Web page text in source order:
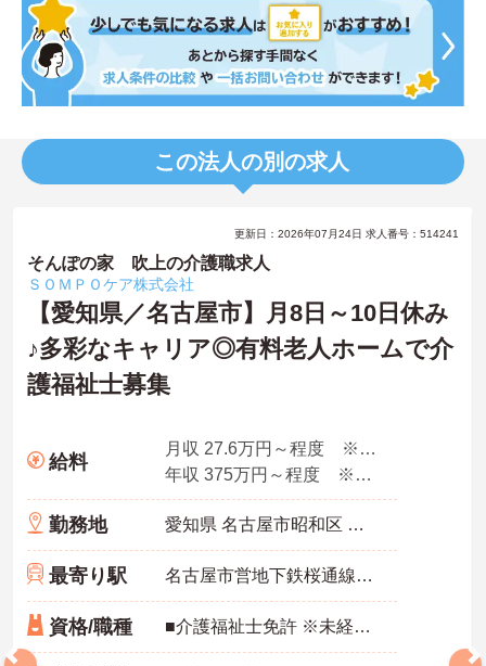
この法人の別の求人
更新日：2026年07月24日 求人番号：514241
そんぽの家 吹上の介護職求人
ＳＯＭＰＯケア株式会社
【愛知県／名古屋市】月8日～10日休み
♪多彩なキャリア◎有料老人ホームで介
護福祉士募集
給料
月収 27.6万円～程度 ※諸手当込み
年収 375万円～程度 ※想定年収
勤務地 愛知県 名古屋市昭和区 阿由知通2-6
最寄り駅 名古屋市営地下鉄桜通線「吹上(愛知)駅」徒歩4分
資格/職種 ■介護福祉士免許 ※未経験・ブランク可